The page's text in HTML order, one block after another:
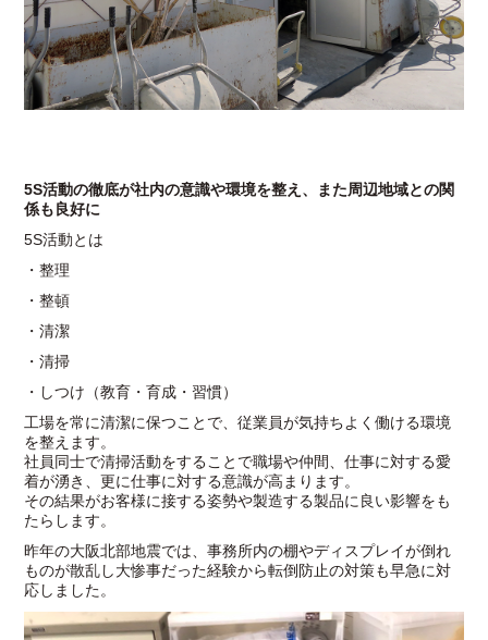
5S活動の徹底が社内の意識や環境を整え、また周辺地域との関
係も良好に
5S活動とは
・整理
・整頓
・清潔
・清掃
・しつけ（教育・育成・習慣）
工場を常に清潔に保つことで、従業員が気持ちよく働ける環境
を整えます。
社員同士で清掃活動をすることで職場や仲間、仕事に対する愛
着が湧き、更に仕事に対する意識が高まります。
その結果がお客様に接する姿勢や製造する製品に良い影響をも
たらします。
昨年の大阪北部地震では、事務所内の棚やディスプレイが倒れ
ものが散乱し大惨事だった経験から転倒防止の対策も早急に対
応しました。